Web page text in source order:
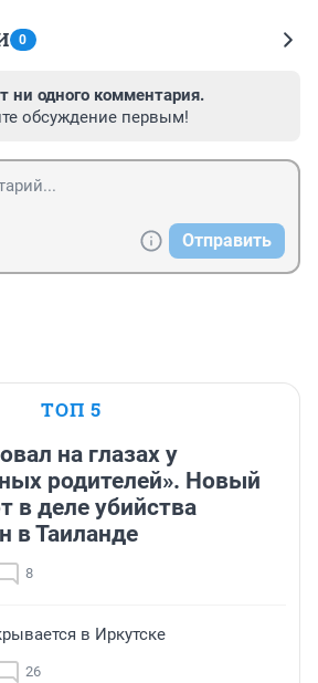
0
ни одного комментария.
обсуждение первым!
Отправить
ТОП 5
на глазах у
родителей». Новый
в деле убийства
в Таиланде
8
в Иркутске
26